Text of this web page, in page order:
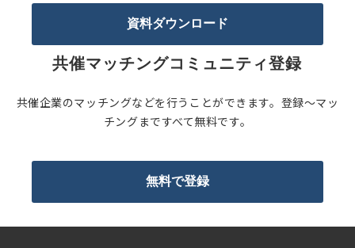
資料ダウンロード
共催マッチングコミュニティ登録
共催企業のマッチングなどを行うことができます。登録〜マッ
チングまですべて無料です。
無料で登録